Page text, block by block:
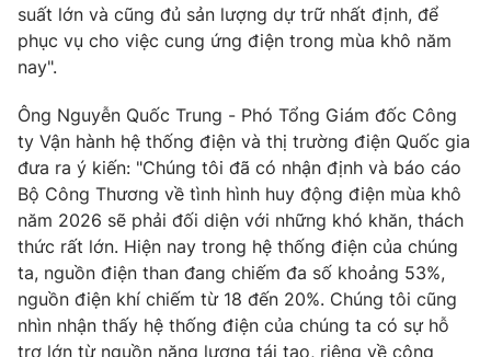
suất lớn và cũng đủ sản lượng dự trữ nhất định, để
phục vụ cho việc cung ứng điện trong mùa khô năm
nay".
Ông Nguyễn Quốc Trung - Phó Tổng Giám đốc Công
ty Vận hành hệ thống điện và thị trường điện Quốc gia
đưa ra ý kiến: "Chúng tôi đã có nhận định và báo cáo
Bộ Công Thương về tình hình huy động điện mùa khô
năm 2026 sẽ phải đối diện với những khó khăn, thách
thức rất lớn. Hiện nay trong hệ thống điện của chúng
ta, nguồn điện than đang chiếm đa số khoảng 53%,
nguồn điện khí chiếm từ 18 đến 20%. Chúng tôi cũng
nhìn nhận thấy hệ thống điện của chúng ta có sự hỗ
trợ lớn từ nguồn năng lượng tái tạo, riêng về công